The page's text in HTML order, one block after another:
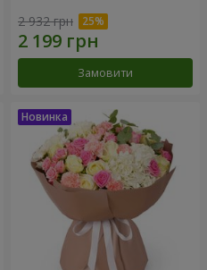
2 932 грн
Замовити